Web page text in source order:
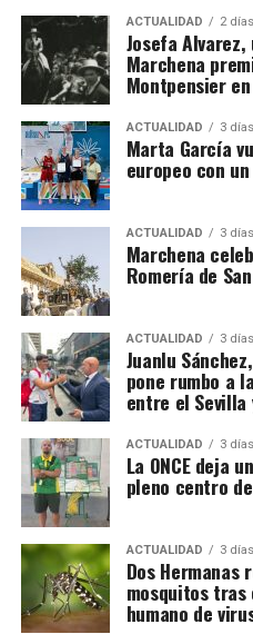
La campaña estuvo
Católico, pero Rodrigo
un papel relevante como
tradición histórica
el asedio parecía
aconsejaban levantar el
defendido su
mostrado dispuesto a
hombres y recursos.
La llegada y empleo de la
resultando decisiva. Por
afirmar que Rodrigo fue
impulsores militares de la
conquistador único de
una cama limpia y
caliente.
Además en La
con 300 alumnos,
seccio­nes, que
colegio incluyendo
infantil de Auxilio
diariamente comida
pobres de Marchena.
ACTUALIDAD 2
Josefa
Marchena
Montpensier
ACTUALIDAD 3
Marta García
europeo con
ACTUALIDAD 3
Marchena
Romería de
ACTUALIDAD 3
Juanlu
pone rumbo a
entre el Sevilla
ACTUALIDAD 3
La ONCE deja
pleno centro
ACTUALIDAD 3
Dos
mosquitos
humano de